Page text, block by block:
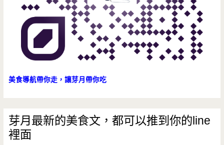
美食導航帶你走，讓芽月帶你吃
芽月最新的美食文，都可以推到你的line
裡面